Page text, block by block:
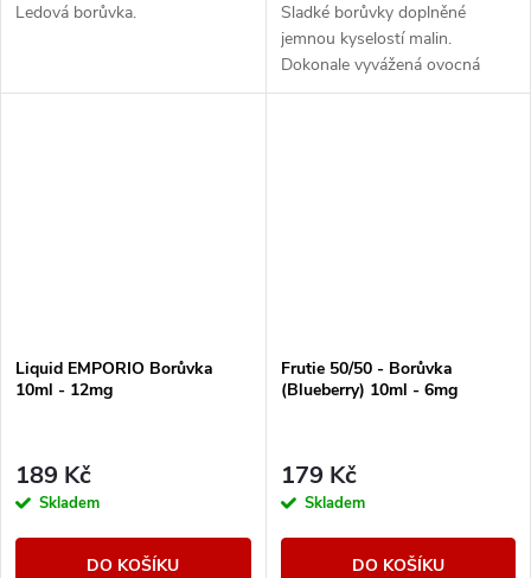
Ledová borůvka.
Sladké borůvky doplněné
jemnou kyselostí malin.
Dokonale vyvážená ovocná
směs, která kombinuje sladké i
Liquid EMPORIO Borůvka
10ml - 12mg
189 Kč
Skladem
DO KOŠÍKU
Frutie 50/50 - Borůvka
(Blueberry) 10ml - 6mg
179 Kč
Skladem
DO KOŠÍKU